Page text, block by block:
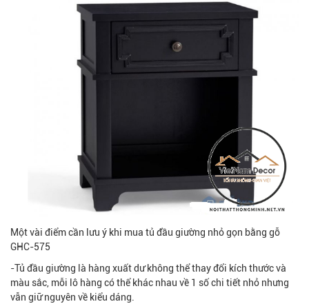
Một vài điểm cần lưu ý khi mua tủ đầu giường nhỏ gọn bằng gỗ
GHC-575
-Tủ đầu giường là hàng xuất dư không thể thay đổi kích thước và
màu sắc, mỗi lô hàng có thể khác nhau về 1 số chi tiết nhỏ nhưng
vẫn giữ nguyên về kiểu dáng.